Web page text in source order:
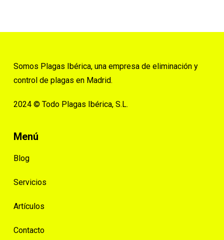
Somos Plagas Ibérica, una empresa de eliminación y
control de plagas en Madrid.
2024 © Todo Plagas Ibérica, S.L.
Menú
Blog
Servicios
Artículos
Contacto